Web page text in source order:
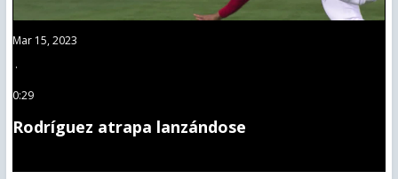
Mar 15, 2023
·
0:29
Rodríguez atrapa lanzándose